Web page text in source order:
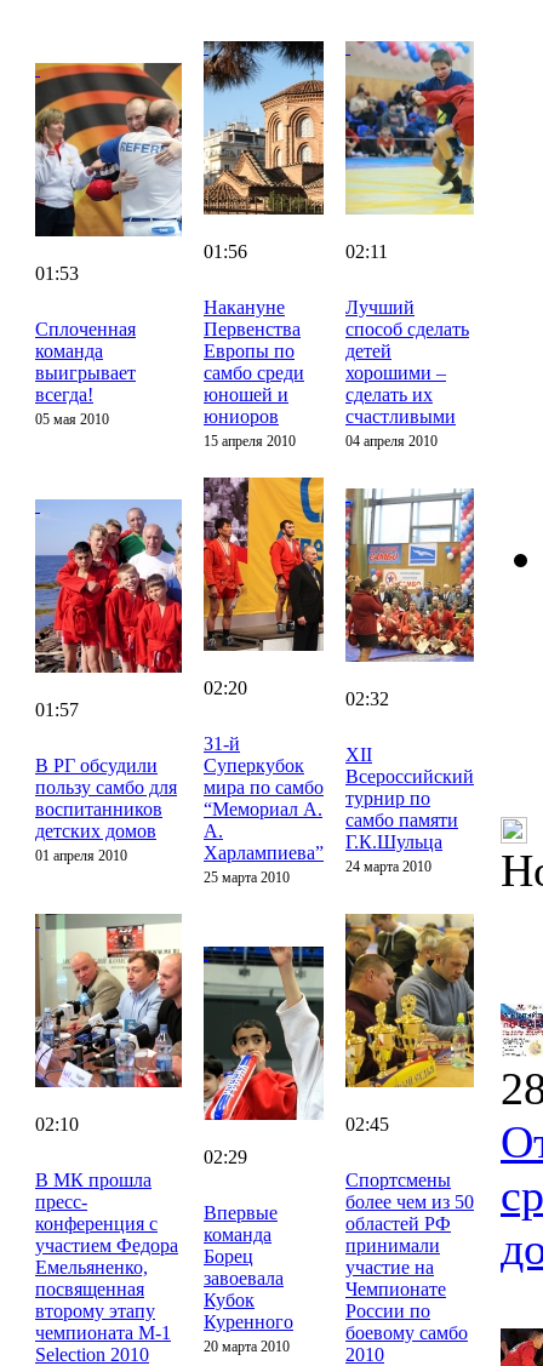
01:53
Сплоченная
команда
выигрывает
всегда!
05 мая 2010
01:56
Накануне
Первенства
Европы по
самбо среди
юношей и
юниоров
15 апреля 2010
02:11
Лучший
способ сделать
детей
хорошими –
сделать их
счастливыми
04 апреля 2010
01:57
В РГ обсудили
пользу самбо для
воспитанников
детских домов
01 апреля 2010
02:20
31-й
Суперкубок
мира по самбо
“Мемориал А.
А.
Харлампиева”
25 марта 2010
02:32
XII
Всероссийский
турнир по
самбо памяти
Г.К.Шульца
24 марта 2010
02:10
В МК прошла
пресс-
конференция с
участием Федора
Емельяненко,
посвященная
второму этапу
чемпионата M-1
Selection 2010
02:29
Впервые
команда
Борец
завоевала
Кубок
Куренного
20 марта 2010
02:45
Спортсмены
более чем из 50
областей РФ
принимали
участие на
Чемпионате
России по
боевому самбо
2010